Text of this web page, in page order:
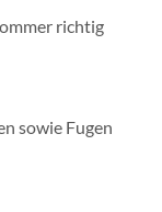
richtig
sowie Fugen